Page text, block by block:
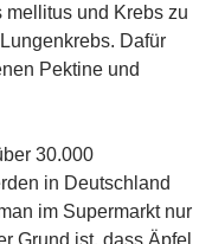
mellitus und Krebs zu
Dafür
Pektine und
30.000
in Deutschland
im Supermarkt nur
Grund ist, dass Äpfel